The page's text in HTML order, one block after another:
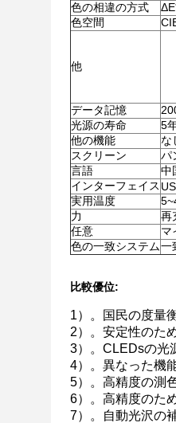
色の相違の方式
色空間
他
データ記憶
光源の寿命
5
他の機能
な
スクリーン
パ
言語
中
インターフェイス
実用温度
力
再
任意
マ
色の一致システム一
比較優位:
1）。
国民の度量
2）。安定性のた
3）。CLEDsの光
4）。異なった機
5）。高精度の測
6）。高精度のた
7）。自動光沢の